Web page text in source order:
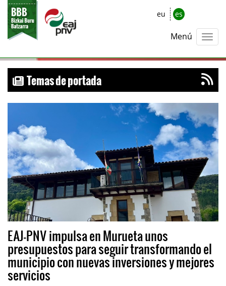
eu es
Menú
Temas de portada
EAJ-PNV impulsa en Murueta unos
presupuestos para seguir transformando el
municipio con nuevas inversiones y mejores
servicios